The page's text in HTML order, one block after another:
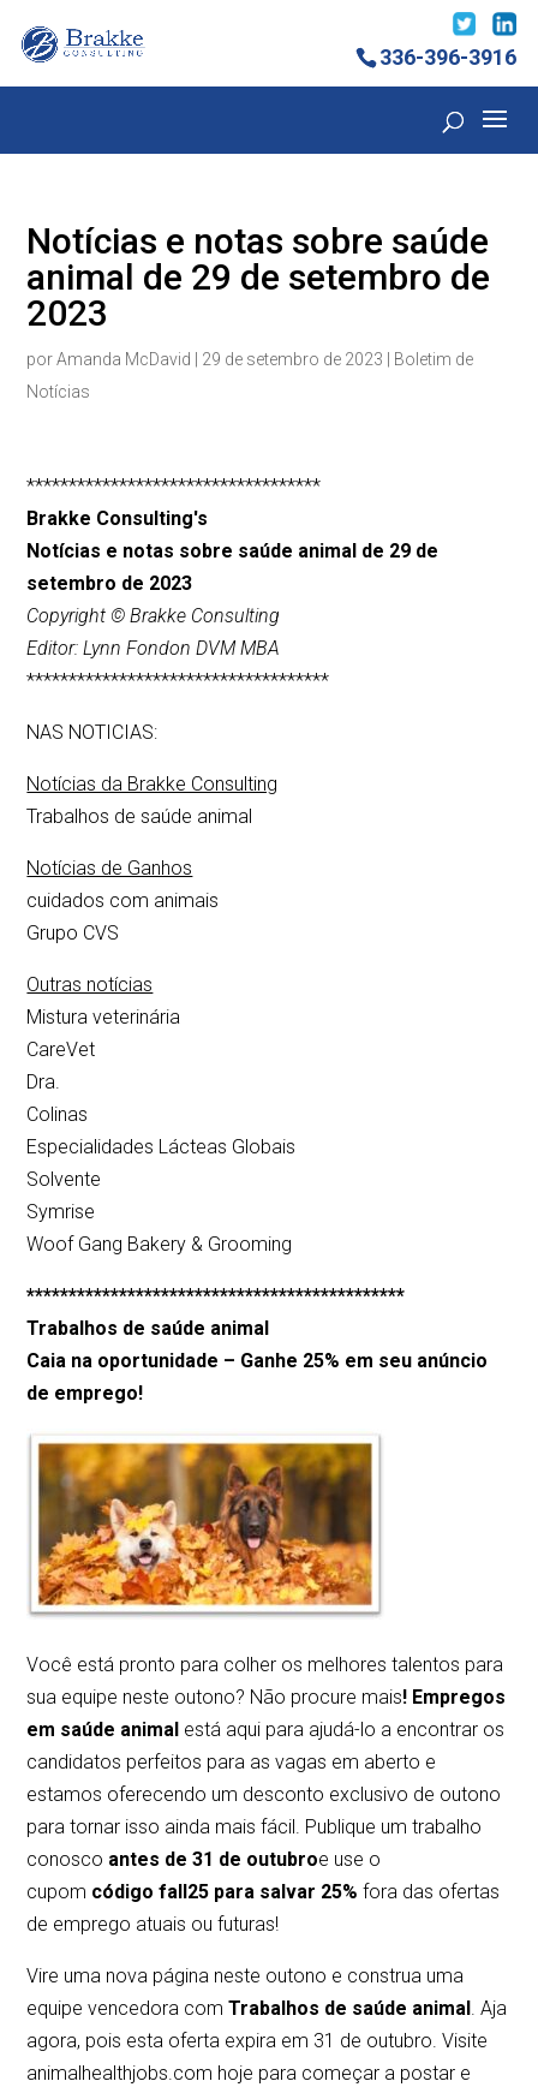
336-396-3916
Notícias e notas sobre saúde
animal de 29 de setembro de
2023
porAmanda McDavid 29 de setembro de 2023
Boletim de
Notícias
***********************************
Brakke Consulting's
Notícias e notas sobre saúde animal de 29 de
setembro de 2023
Copyright © Brakke Consulting
Editor: Lynn Fondon DVM MBA
************************************
NAS NOTICIAS:
Notícias da Brakke Consulting
Trabalhos de saúde animal
Notícias de Ganhos
cuidados com animais
Grupo CVS
Outras notícias
Mistura veterinária
CareVet
Dra.
Colinas
Especialidades Lácteas Globais
Solvente
Symrise
Woof Gang Bakery & Grooming
*********************************************
Trabalhos de saúde animal
Caia na oportunidade – Ganhe 25% em seu anúncio
de emprego!
Você está pronto para colher os melhores talentos para
sua equipe neste outono? Não procure mais! Empregos
em saúde animal está aqui para ajudá-lo a encontrar os
candidatos perfeitos para as vagas em aberto e
estamos oferecendo um desconto exclusivo de outono
para tornar isso ainda mais fácil. Publique um trabalho
conosco antes de 31 de outubroe use o
cupom código fall25 para salvar 25% fora das ofertas
de emprego atuais ou futuras!
Vire uma nova página neste outono e construa uma
equipe vencedora comTrabalhos de saúde animal . Aja
agora, pois esta oferta expira em 31 de outubro. Visite
animalhealthjobs.com hoje para começar a postar e